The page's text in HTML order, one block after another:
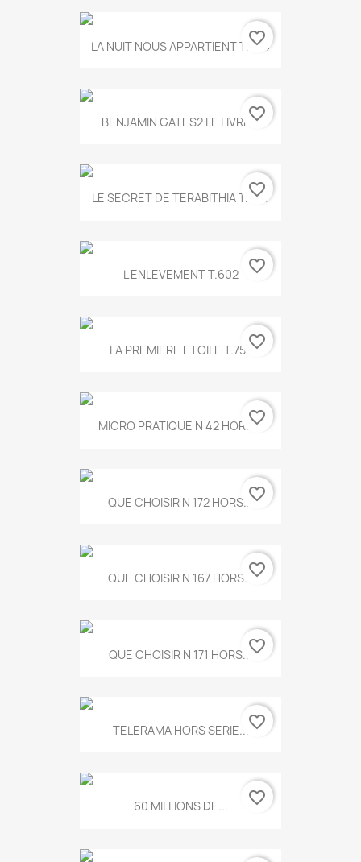
LA NUIT NOUS APPARTIENT T.634
favorite_border
BENJAMIN GATES2 LE LIVRE...
favorite_border
LE SECRET DE TERABITHIA T.560
favorite_border
L ENLEVEMENT T.602 favorite_border
LA PREMIERE ETOILE T.755favorite_border
MICRO PRATIQUE N 42 HORS...
favorite_border
QUE CHOISIR N 172 HORS...favorite_border
QUE CHOISIR N 167 HORS...favorite_border
QUE CHOISIR N 171 HORS...favorite_border
TELERAMA HORS SERIE...favorite_border
60 MILLIONS DE... favorite_border